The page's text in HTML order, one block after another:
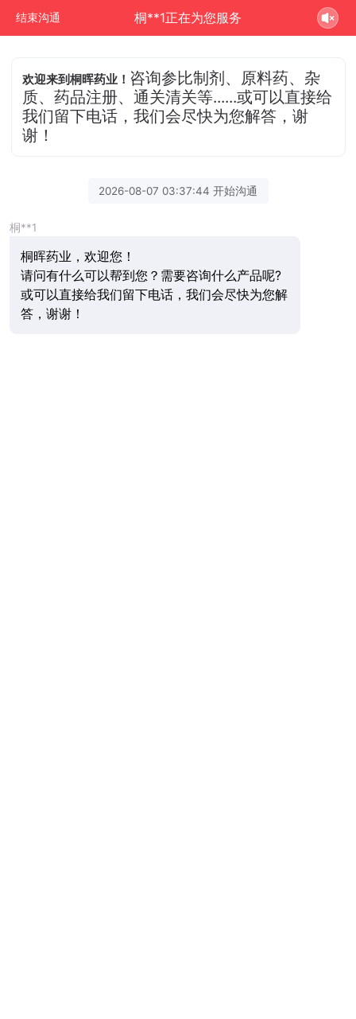
结束沟通 桐**1正在为您服务
欢迎来到桐晖药业！ 咨询参比制剂、原料药、杂
质、药品注册、通关清关等......或可以直接给
我们留下电话，我们会尽快为您解答，谢
谢！
2026-08-07 03:37:44 开始沟通
桐**1
桐晖药业，欢迎您！
请问有什么可以帮到您？需要咨询什么产品呢?
或可以直接给我们留下电话，我们会尽快为您解
答，谢谢！